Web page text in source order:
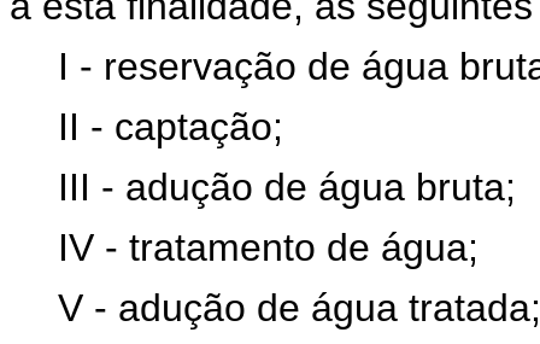
I - reservação de água
II - captação;
III - adução de água bruta;
IV - tratamento de água;
V - adução de água